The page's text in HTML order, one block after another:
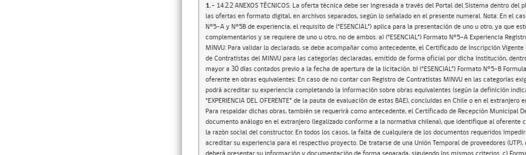
1.- 14.2.2 ANEXOS TÉCNICOS. La oferta técnica debe ser ingresada a través del Portal del Sistema dentro del
las ofertas en formato digital, en archivos separados, según lo señalado en el presente numeral. Nota: En el
N°5-A y N°5B de experiencia, el requisito de (“ESENCIAL”) aplica para la presentación de uno u otro, ya que
complementarios y se requiere de uno u otro, no de ambos. a) (“ESENCIAL”) Formato N°5-A Experiencia
MINVU: Para validar lo declarado, se debe acompañar como antecedente, el Certificado de Inscripción
de Contratistas del MINVU para las categorías declaradas, emitido de forma oficial por dicha institución,
mayor a 30 días contados previo a la fecha de apertura de la licitación. b) (“ESENCIAL”) Formato N°5-B
oferente en obras equivalentes: En caso de no contar con Registro de Contratistas MINVU en las categorías
podrá acreditar su experiencia completando la información sobre obras equivalentes (según la definición
“EXPERIENCIA DEL OFERENTE” de la pauta de evaluación de estas BAE), concluidas en Chile o en el extranjero
Para respaldar dichas obras, también se requerirá como antecedente, el Certificado de Recepción Municipal
documento análogo en el extranjero (legalizado conforme a la normativa chilena), que identifique al oferente
la razón social del constructor. En todos los casos, la falta de cualquiera de los documentos requeridos
acreditar su experiencia para el respectivo proyecto. De tratarse de una Unión Temporal de proveedores